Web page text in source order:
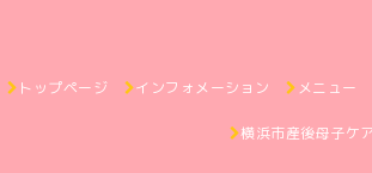
トップページ インフォメーション メニュー
横浜市産後母子ケ